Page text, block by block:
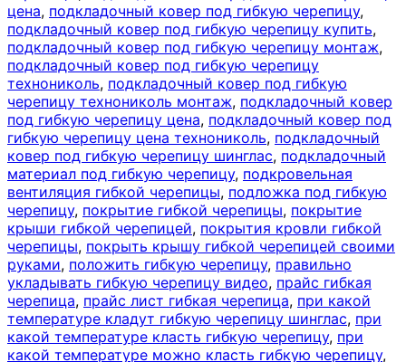
цена, подкладочный ковер под гибкую черепицу,
подкладочный ковер под гибкую черепицу купить,
подкладочный ковер под гибкую черепицу монтаж,
подкладочный ковер под гибкую черепицу
технониколь, подкладочный ковер под гибкую
черепицу технониколь монтаж, подкладочный ковер
под гибкую черепицу цена, подкладочный ковер под
гибкую черепицу цена технониколь, подкладочный
ковер под гибкую черепицу шинглас, подкладочный
материал под гибкую черепицу, подкровельная
вентиляция гибкой черепицы, подложка под гибкую
черепицу, покрытие гибкой черепицы, покрытие
крыши гибкой черепицей, покрытия кровли гибкой
черепицы, покрыть крышу гибкой черепицей своими
руками, положить гибкую черепицу, правильно
укладывать гибкую черепицу видео, прайс гибкая
черепица, прайс лист гибкая черепица, при какой
температуре кладут гибкую черепицу шинглас, при
какой температуре класть гибкую черепицу, при
какой температуре можно класть гибкую черепицу,